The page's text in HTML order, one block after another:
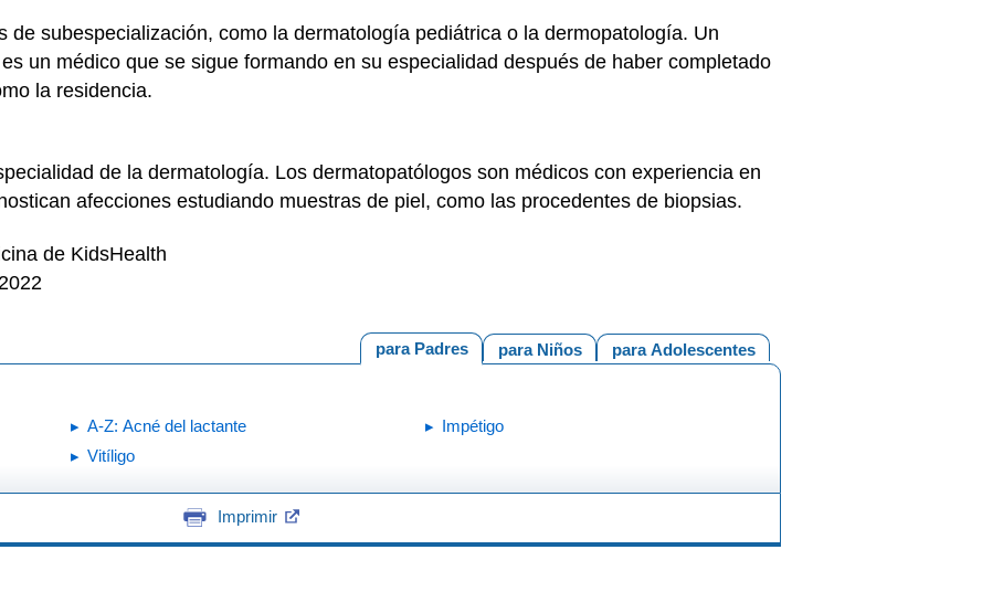
de subespecialización, como la dermatología pediátrica o la dermopatología. Un
un médico que se sigue formando en su especialidad después de haber completado
la residencia.
de la dermatología. Los dermatopatólogos son médicos con experiencia en
afecciones estudiando muestras de piel, como las procedentes de biopsias.
de KidsHealth
para Adolescentes
para Niños
para Padres
A-Z: Acné del lactante
Vitíligo
Impétigo
Imprimir